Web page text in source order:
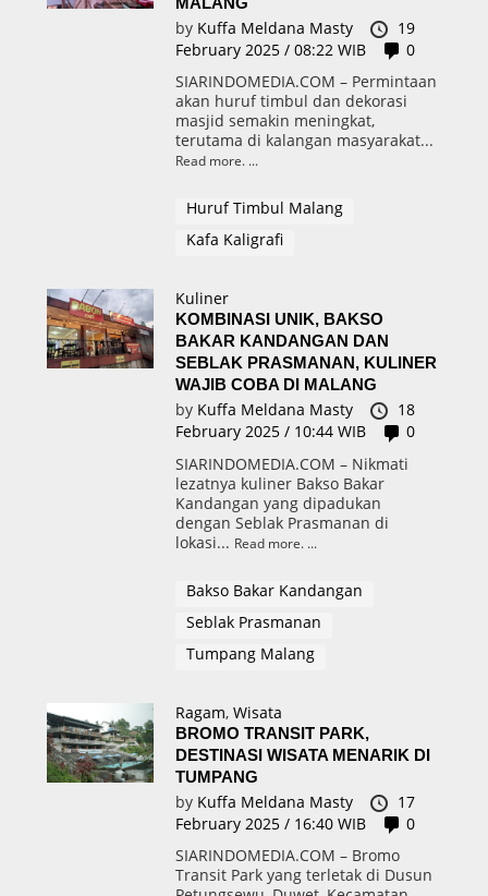
by Kuffa Meldana Masty
19
February 2025 / 08:22 WIB
0
SIARINDOMEDIA.COM – Permintaan
akan huruf timbul dan dekorasi
masjid semakin meningkat,
terutama di kalangan masyarakat...
Read more.
Huruf Timbul Malang
Kafa Kaligrafi
Kuliner
KOMBINASI UNIK, BAKSO
BAKAR KANDANGAN DAN
SEBLAK PRASMANAN, KULINER
WAJIB COBA DI MALANG
by Kuffa Meldana Masty
18
February 2025 / 10:44 WIB
0
SIARINDOMEDIA.COM – Nikmati
lezatnya kuliner Bakso Bakar
Kandangan yang dipadukan
dengan Seblak Prasmanan di
lokasi... Read more.
Bakso Bakar Kandangan
Seblak Prasmanan
Tumpang Malang
Ragam, Wisata
BROMO TRANSIT PARK,
DESTINASI WISATA MENARIK DI
TUMPANG
by Kuffa Meldana Masty
17
February 2025 / 16:40 WIB
0
SIARINDOMEDIA.COM – Bromo
Transit Park yang terletak di Dusun